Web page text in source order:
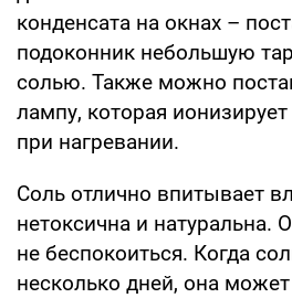
конденсата на окнах –
подоконник небольшую
солью. Также можно
лампу, которая
при нагревании.
Соль отлично впитывает
нетоксична и натуральна.
не беспокоиться. Когда
несколько дней, она может